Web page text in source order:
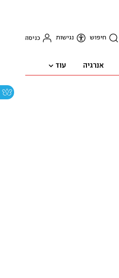
חיפוש נגישות כניסה
אנרגיה עוד